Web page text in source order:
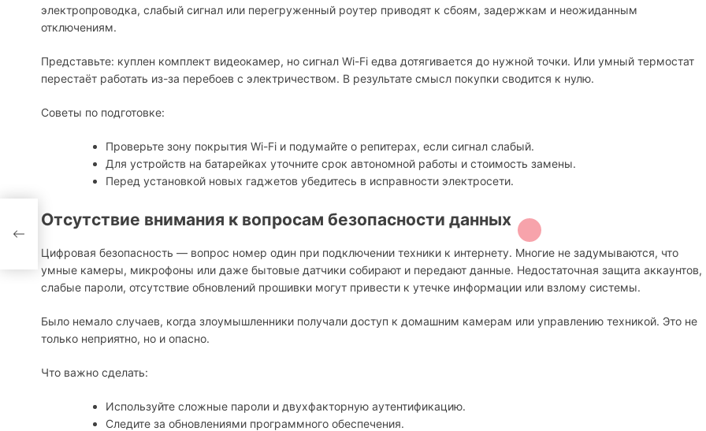
электропроводка, слабый сигнал или перегруженный роутер приводят к сбоям, задержкам и неожиданным
отключениям.
Представьте: куплен комплект видеокамер, но сигнал Wi-Fi едва дотягивается до нужной точки. Или умный термостат
перестаёт работать из-за перебоев с электричеством. В результате смысл покупки сводится к нулю.
Советы по подготовке:
Проверьте зону покрытия Wi-Fi и подумайте о репитерах, если сигнал слабый.
Для устройств на батарейках уточните срок автономной работы и стоимость замены.
Перед установкой новых гаджетов убедитесь в исправности электросети.
Отсутствие внимания к вопросам безопасности данных
Цифровая безопасность — вопрос номер один при подключении техники к интернету. Многие не задумываются, что
умные камеры, микрофоны или даже бытовые датчики собирают и передают данные. Недостаточная защита аккаунтов,
слабые пароли, отсутствие обновлений прошивки могут привести к утечке информации или взлому системы.
Было немало случаев, когда злоумышленники получали доступ к домашним камерам или управлению техникой. Это не
только неприятно, но и опасно.
Что важно сделать:
Используйте сложные пароли и двухфакторную аутентификацию.
Следите за обновлениями программного обеспечения.